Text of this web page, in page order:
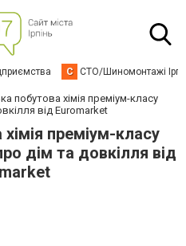
С СТО/Шиномонтажі
побутова хімія преміум-класу
від Euromarket
преміум-класу
дім та довкілля від